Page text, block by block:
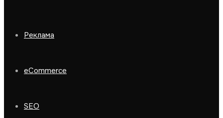
Реклама
eCommerce
SEO